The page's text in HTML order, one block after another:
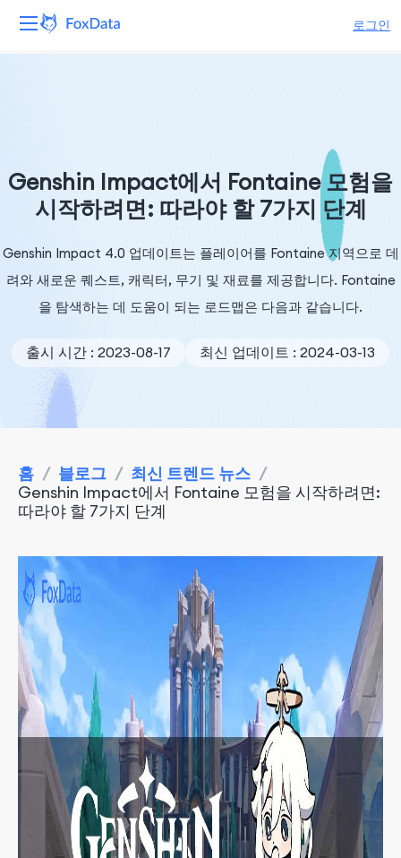
로그인
자원
가격
회사
Genshin Impact에서 Fontaine 모험을
시작하려면: 따라야 할 7가지 단계
Genshin Impact 4.0 업데이트는 플레이어를 Fontaine 지역으로 데
려와 새로운 퀘스트, 캐릭터, 무기 및 재료를 제공합니다. Fontaine
을 탐색하는 데 도움이 되는 로드맵은 다음과 같습니다.
출시 시간 : 2023-08-17 최신 업데이트 : 2024-03-13
홈 / 블로그 / 최신 트렌드 뉴스 /
Genshin Impact에서 Fontaine 모험을 시작하려면:
따라야 할 7가지 단계